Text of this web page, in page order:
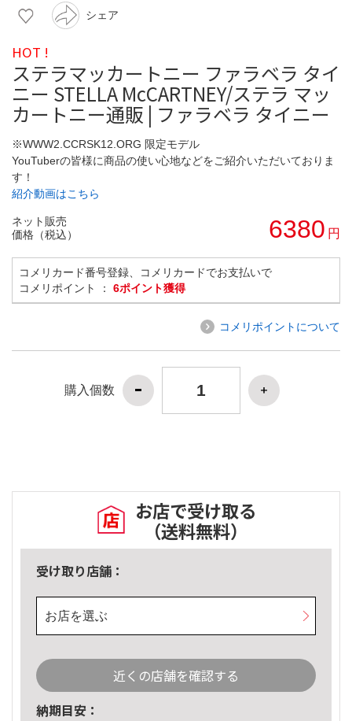
シェア
HOT !
ステラマッカートニー ファラベラ タイ
ニー STELLA McCARTNEY/ステラ マッ
カートニー通販 | ファラベラ タイニー
※WWW2.CCRSK12.ORG 限定モデル
YouTuberの皆様に商品の使い心地などをご紹介いただいておりま
す！
紹介動画はこちら
ネット販売
価格（税込）
6380 円
コメリカード番号登録、コメリカードでお支払いで
コメリポイント ： 6ポイント獲得
コメリポイントについて
購入個数
お店で受け取る
（送料無料）
受け取り店舗：
お店を選ぶ
近くの店舗を確認する
納期目安：